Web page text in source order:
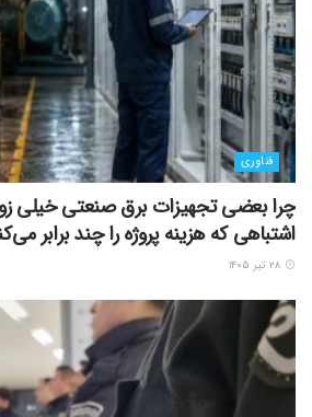
فناوری
اشتباهی که هزینه پروژه را چند برابر